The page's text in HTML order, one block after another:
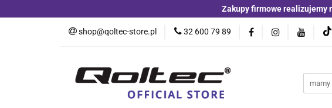
Zakupy firmowe realizujemy
shop@qoltec-store.pl 32 600 79 89
Kategorie Czujniki i detektory